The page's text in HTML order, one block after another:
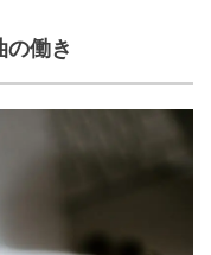
の働き